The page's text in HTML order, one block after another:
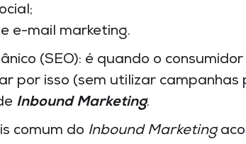
e-mail marketing.
(SEO): é quando o
por isso (sem utilizar
Inbound Marketing.
comum do Inbound Marketing